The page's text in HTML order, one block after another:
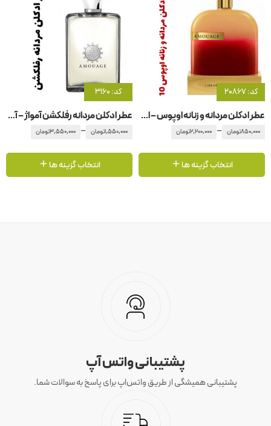
کد: 20867
عطر ادکلن مردانه و زنانه اوپوس – اپوس ۱0 آمواج – آمواژ
850,000تومان –
2,200,000تومان
انتخاب گزینه ها
کد: 3160
عطر ادکلن مردانه رفلکشن آمواژ – آمواج رفلکشن مردانه
1,550,000تومان –
3,550,000تومان
انتخاب گزینه ها
پشتیبانی واتس آپ
پشتیبانی همیشگی از طریق واتس‌اپ برای پاسخ به سوالات شما.